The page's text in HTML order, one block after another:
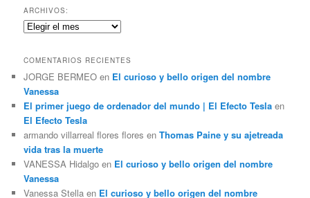
c
a
r
ARCHIVOS:
Archivos:
COMENTARIOS RECIENTES
JORGE BERMEO en El curioso y bello origen del nombre
Vanessa
El primer juego de ordenador del mundo | El Efecto Tesla en
El Efecto Tesla
armando villarreal flores flores enThomas Paine y su ajetreada
vida tras la muerte
VANESSA Hidalgo en El curioso y bello origen del nombre
Vanessa
Vanessa Stella en El curioso y bello origen del nombre